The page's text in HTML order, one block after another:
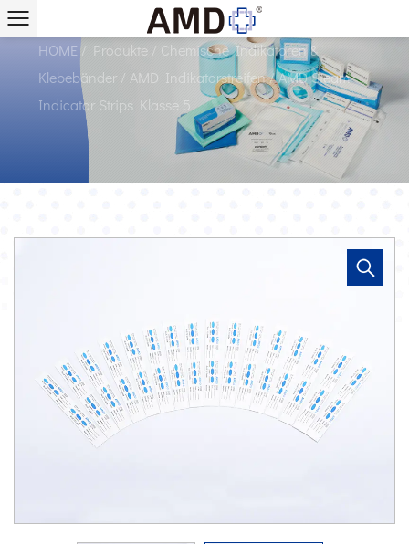
5 Lieferanten
HOME/ Produkte / Chemische Indikatoren &
Klebebänder / AMD Indikatorstreifen/AMD Steam
Indicator Strips Klasse 5